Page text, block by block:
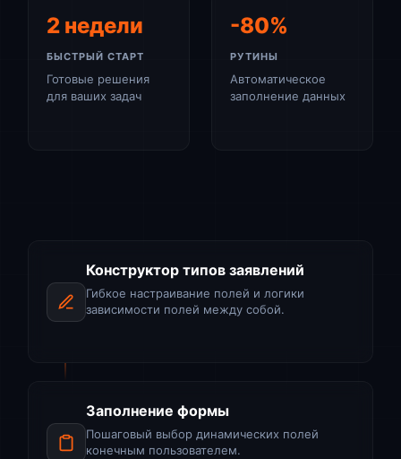
2 недели
БЫСТРЫЙ СТАРТ
Готовые решения
для ваших задач
-80%
РУТИНЫ
Автоматическое
заполнение данных
Конструктор типов заявлений
Гибкое настраивание полей и логики
зависимости полей между собой.
Заполнение формы
Пошаговый выбор динамических полей
конечным пользователем.